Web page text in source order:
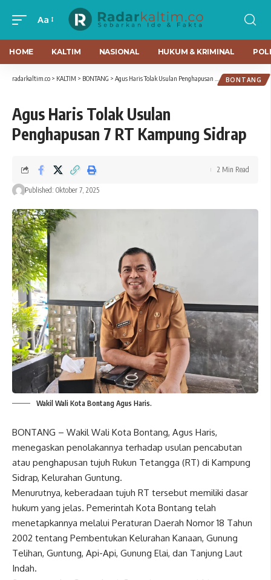
Aa
HOME KALTIM NASIONAL HUKUM & KRIMINAL
radarkaltim.co > KALTIM > BONTANG > Agus Haris Tolak Usulan Penghapusan 7 RT Kampung Sidrap BONTANG
Agus Haris Tolak Usulan
Penghapusan 7 RT Kampung Sidrap
Published: Oktober 7, 2025
2 Min Read
Wakil Wali Kota Bontang Agus Haris.
BONTANG – Wakil Wali Kota Bontang, Agus Haris,
menegaskan penolakannya terhadap usulan pencabutan
atau penghapusan tujuh Rukun Tetangga (RT) di Kampung
Sidrap, Kelurahan Guntung.
Menurutnya, keberadaan tujuh RT tersebut memiliki dasar
hukum yang jelas. Pemerintah Kota Bontang telah
menetapkannya melalui Peraturan Daerah Nomor 18 Tahun
2002 tentang Pembentukan Kelurahan Kanaan, Gunung
Telihan, Guntung, Api-Api, Gunung Elai, dan Tanjung Laut
Indah.